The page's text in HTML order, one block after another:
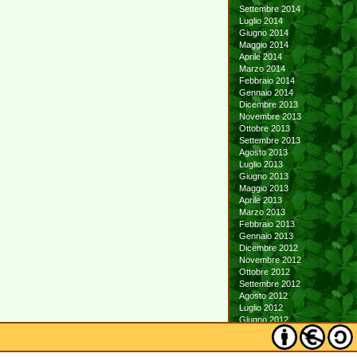
Settembre 2014
Luglio 2014
Giugno 2014
Maggio 2014
Aprile 2014
Marzo 2014
Febbraio 2014
Gennaio 2014
Dicembre 2013
Novembre 2013
Ottobre 2013
Settembre 2013
Agosto 2013
Luglio 2013
Giugno 2013
Maggio 2013
Aprile 2013
Marzo 2013
Febbraio 2013
Gennaio 2013
Dicembre 2012
Novembre 2012
Ottobre 2012
Settembre 2012
Agosto 2012
Luglio 2012
Giugno 2012
Maggio 2012
Aprile 2012